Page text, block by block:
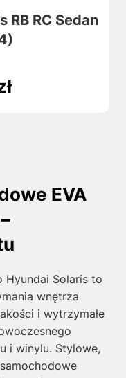
RB RC Sedan
EVA
Hyundai Solaris to
wnętrza
i wytrzymałe
i winylu. Stylowe,